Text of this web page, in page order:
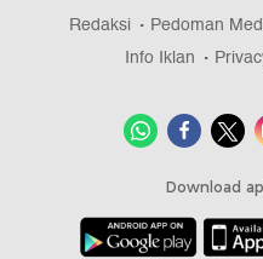
Redaksi Pedoman
Info Iklan
Download